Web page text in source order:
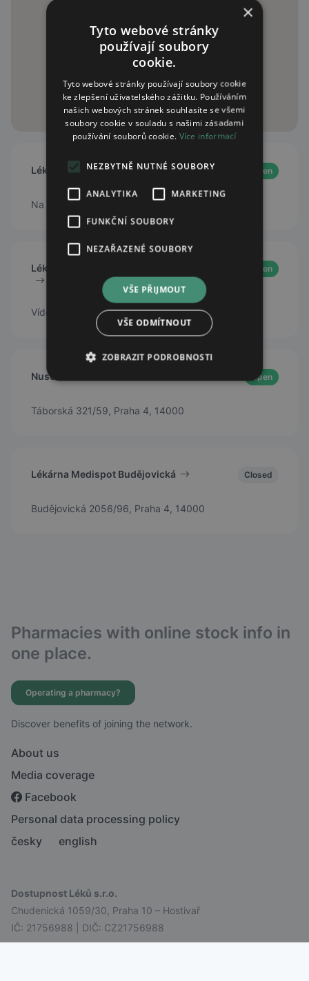
Lékárna U sv. Pankráce Open
Na Pankráci 976/99, Praha 4, 14000
Lékárna Fakultní Thomayerovy nemocnice Open
Vídeňská 800, 140 59 Praha 4 - Krč
Nuselská lékárna Open
Táborská 321/59, Praha 4, 14000
Lékárna Medispot Budějovická Closed
Budějovická 2056/96, Praha 4, 14000
Pharmacies with online stock info in
one place.
Operating a pharmacy?
Discover benefits of joining the network.
About us
Media coverage
Facebook
Personal data processing policy
česky
english
Dostupnost Léků s.r.o.
Chudenická 1059/30, Praha 10 – Hostivař
IČ: 21756988 | DIČ: CZ21756988
×
Tyto webové stránky
používají soubory
cookie.
Tyto webové stránky používají soubory cookie
ke zlepšení uživatelského zážitku. Používáním
našich webových stránek souhlasíte se všemi
soubory cookie v souladu s našimi zásadami
používání souborů cookie. Více informací
NEZBYTNĚ NUTNÉ SOUBORY
ANALYTIKA MARKETING
FUNKČNÍ SOUBORY
NEZAŘAZENÉ SOUBORY
VŠE PŘIJMOUT
VŠE ODMÍTNOUT
ZOBRAZIT PODROBNOSTI